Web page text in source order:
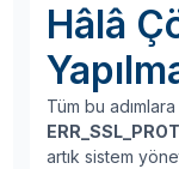
Hâlâ
Tüm bu
artık sistem